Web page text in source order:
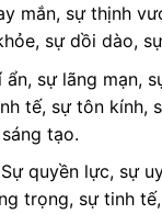
mắn, sự thịnh
sự dồi dào,
ẩn, sự lãng mạn,
tế, sự tôn kính,
tạo.
quyền lực, sự
trọng, sự tinh